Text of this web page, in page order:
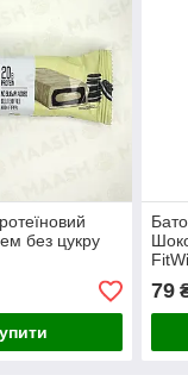
без цукру
79